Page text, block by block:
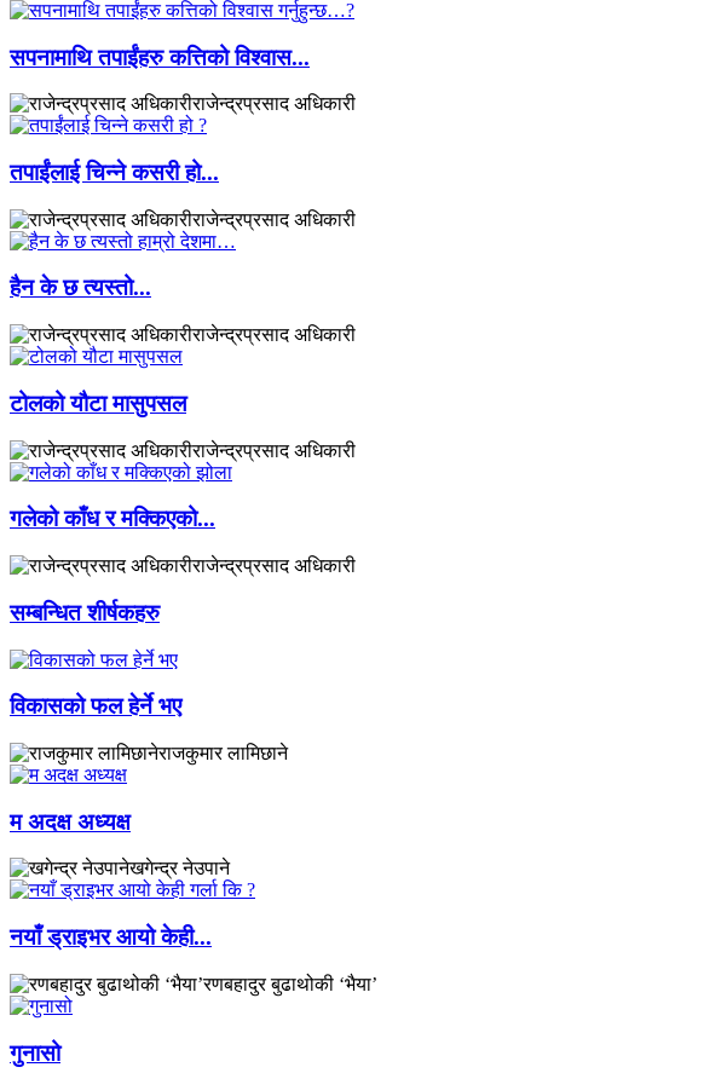
सपनामाथि तपाईंहरु कत्तिको विश्वास...
राजेन्द्रप्रसाद अधिकारी
तपाईंलाई चिन्ने कसरी हो...
राजेन्द्रप्रसाद अधिकारी
हैन के छ त्यस्तो...
राजेन्द्रप्रसाद अधिकारी
टोलको यौटा मासुपसल
राजेन्द्रप्रसाद अधिकारी
गलेको काँध र मक्किएको...
राजेन्द्रप्रसाद अधिकारी
सम्बन्धित शीर्षकहरु
विकासको फल हेर्ने भए
राजकुमार लामिछाने
म अदक्ष अध्यक्ष
खगेन्द्र नेउपाने
नयाँ ड्राइभर आयो केही...
रणबहादुर बुढाथोकी ‘भैया’
गुनासो